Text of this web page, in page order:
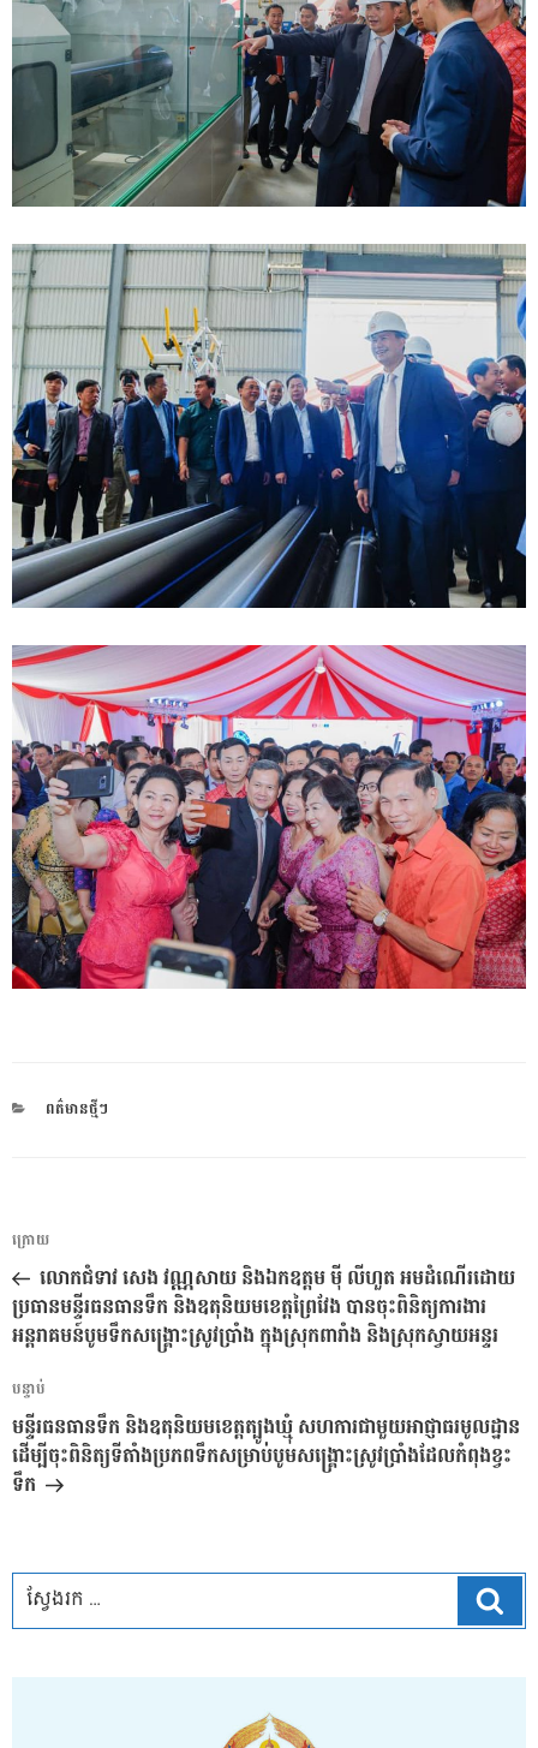
CATEGORIES
ពត៌មានថ្មីៗ
ការ​
នាំទិស​
ប្រកាស
អត្ថបទ
មុន
ក្រោយ
លោកជំទាវ សេង វណ្ណសាយ និងឯកឧត្តម ម៉ី លីហួត អមដំណើរដោយ
ប្រធានមន្ទីរធនធានទឹក និងឧតុនិយមខេត្តព្រៃវែង បានចុះពិនិត្យការងារ
អន្តរាគមន៍បូមទឹកសង្រ្គោះស្រូវប្រាំង ក្នុងស្រុកពារាំង និងស្រុកស្វាយអន្ទរ
អត្ថបទ
បន្ទាប់
បន្ទាប់
មន្ទីរធនធានទឹក និងឧតុនិយមខេត្តត្បូងឃ្មុំ សហការជាមួយអាជ្ញាធរមូលដ្ឋាន
ដើម្បីចុះពិនិត្យទីតាំងប្រភពទឹកសម្រាប់បូមសង្គ្រោះស្រូវប្រាំងដែលកំពុងខ្វះ
ទឹក